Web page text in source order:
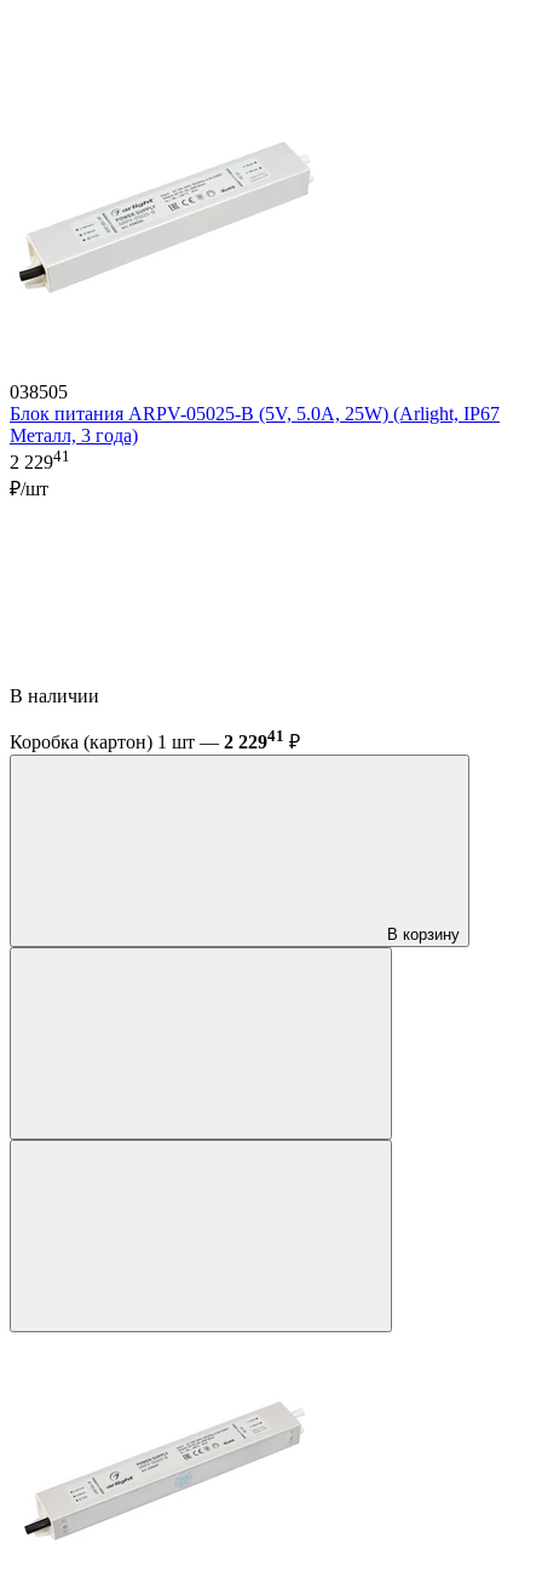
038505
Блок питания ARPV-05025-B (5V, 5.0A, 25W) (Arlight, IP67
Металл, 3 года)
2 22941
₽/шт
В наличии
Коробка (картон) 1 шт — 2 22941 ₽
В корзину